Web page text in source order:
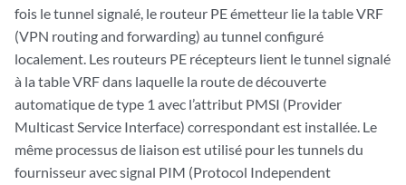
fois le tunnel signalé, le routeur PE émetteur lie la table VRF
(VPN routing and forwarding) au tunnel configuré
localement. Les routeurs PE récepteurs lient le tunnel signalé
à la table VRF dans laquelle la route de découverte
automatique de type 1 avec l’attribut PMSI (Provider
Multicast Service Interface) correspondant est installée. Le
même processus de liaison est utilisé pour les tunnels du
fournisseur avec signal PIM (Protocol Independent